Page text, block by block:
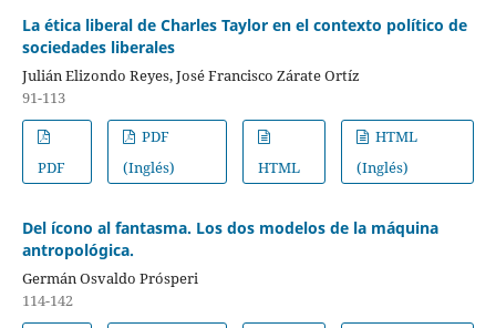
La ética liberal de Charles Taylor en el contexto político de
sociedades liberales
Julián Elizondo Reyes, José Francisco Zárate Ortíz
91-113
PDF
PDF
(Inglés)
HTML
HTML
(Inglés)
Del ícono al fantasma. Los dos modelos de la máquina
antropológica.
Germán Osvaldo Prósperi
114-142